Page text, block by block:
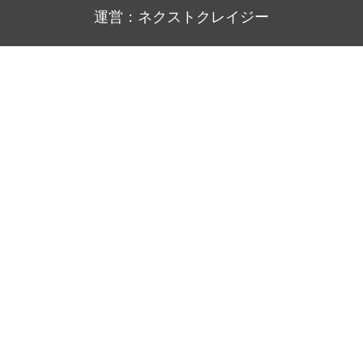
運営：ネクストクレイジー